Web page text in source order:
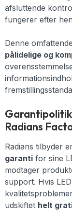
afsluttende
fungerer efter
Denne
pålidelige og
Radians
Radians tilbyder
garanti for sine
modtager
support. Hvis
udskiftet helt